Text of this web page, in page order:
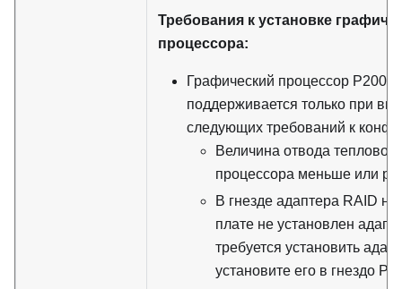
Требования к установке
процессора:
Графический процессор
поддерживается только при
следующих требований к
Величина отвода
процессора меньше или
В гнезде адаптера RAID
плате не установлен
требуется установить
установите его в гнездо